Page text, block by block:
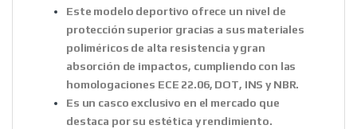
Este modelo deportivo ofrece un nivel de
protección superior gracias a sus materiales
poliméricos de alta resistencia y gran
absorción de impactos, cumpliendo con las
homologaciones ECE 22.06, DOT, INS y NBR.
Es un casco exclusivo en el mercado que
destaca por su estética y rendimiento.